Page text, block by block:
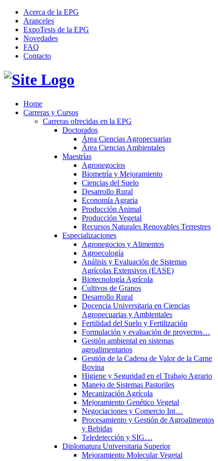
Acerca de la EPG
Aranceles
ExpoTesis de la EPG
Novedades
FAQ
Contacto
Home
Carreras y Cursos
Carreras ofrecidas en la EPG
Doctorados
Área Ciencias Agropecuarias
Área Ciencias Ambientales
Maestrías
Agronegocios
Biometría y Mejoramiento
Ciencias del Suelo
Desarrollo Rural
Economía Agraria
Producción Animal
Producción Vegetal
Recursos Naturales Renovables Terrestres
Especializaciones
Agronegocios y Alimentos
Agroecología
Análisis y Evaluación de Sistemas
Agrícolas Extensivos (EASE)
Biotecnología Agrícola
Cultivos de Granos
Desarrollo Rural
Docencia Universitaria en Ciencias
Agropecuarias y Ambientales
Fertilidad del Suelo y Fertilización
Formulación y evaluación de proyectos…
Gestión ambiental en sistemas
agroalimentarios
Gestión de la Cadena de Valor de la Carne
Bovina
Higiene y Seguridad en el Trabajo Agrario
Manejo de Sistemas Pastoriles
Mecanización Agrícola
Mejoramiento Genético Vegetal
Negociaciones y Comercio Int…
Procesamiento y Gestión de Agroalimentos
y Bebidas
Teledetección y SIG…
Diplomatura Universitaria Superior
Mejoramiento Molecular Vegetal